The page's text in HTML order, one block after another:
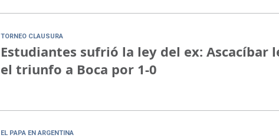
TORNEO CLAUSURA
Estudiantes sufrió la ley del ex: Ascacíbar
el triunfo a Boca por 1-0
EL PAPA EN ARGENTINA